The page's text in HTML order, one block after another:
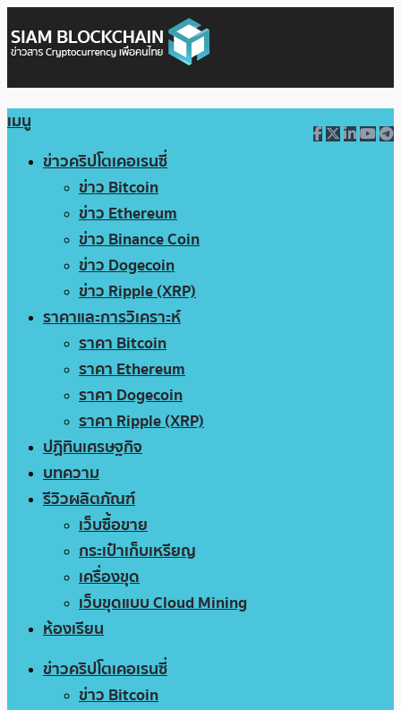
เมนู
ข่าวคริปโตเคอเรนซี่
ข่าว Bitcoin
ข่าว Ethereum
ข่าว Binance Coin
ข่าว Dogecoin
ข่าว Ripple (XRP)
ราคาและการวิเคราะห์
ราคา Bitcoin
ราคา Ethereum
ราคา Dogecoin
ราคา Ripple (XRP)
ปฏิทินเศรษฐกิจ
บทความ
รีวิวผลิตภัณฑ์
เว็บซื้อขาย
กระเป๋าเก็บเหรียญ
เครื่องขุด
เว็บขุดแบบ Cloud Mining
ห้องเรียน
ข่าวคริปโตเคอเรนซี่
ข่าว Bitcoin